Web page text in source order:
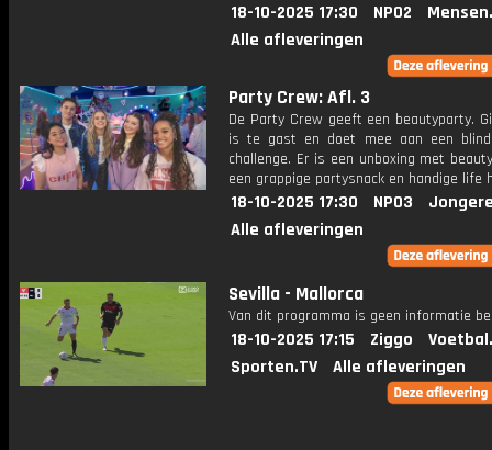
18-10-2025 17:30 NPO2
Alle afleveringen
Party Crew: Afl. 3
De Party Crew geeft een beautyparty.
is te gast en doet mee aan een blind
challenge. Er is een unboxing met
een grappige partysnack en handige life
18-10-2025 17:30 NPO3
Alle afleveringen
Sevilla - Mallorca
Van dit programma is geen informatie
18-10-2025 17:15 Ziggo
Sporten.TV
Alle afleveringen